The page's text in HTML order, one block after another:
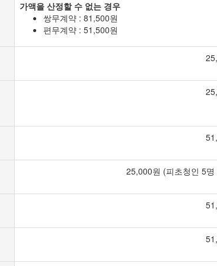
가액을 산정할 수 없는 경우
쌍무계약 : 81,500원
편무계약 : 51,500원
25,000원 (피초청인 5